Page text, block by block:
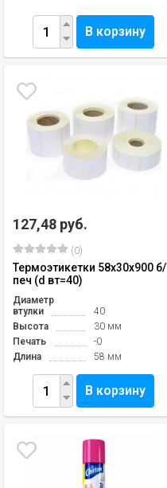
В корзину
127,48 руб.
(0)
Термоэтикетки 58х30х900 б/
печ (d вт=40)
Диаметр
втулки
40
Высота
30 мм
Печать
-0
Длина
58 мм
В корзину